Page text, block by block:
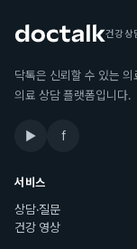
건강상
닥톡은 신뢰할 수 있는
의료 상담 플랫폼입니다.
▶ f
서비스
상담·질문
건강 영상